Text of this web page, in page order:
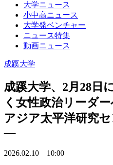
大学ニュース
小中高ニュース
大学発ベンチャー
ニュース特集
動画ニュース
成蹊大学
成蹊大学、2月28日
く女性政治リーダ
アジア太平洋研究
―
2026.02.10 10:00